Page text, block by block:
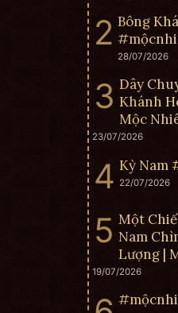
Bông
28/07/2026
Dây
Khánh
Mộc
23/07/2026
Kỳ Nam
22/07/2026
Một
Nam
Lượng |
19/07/2026